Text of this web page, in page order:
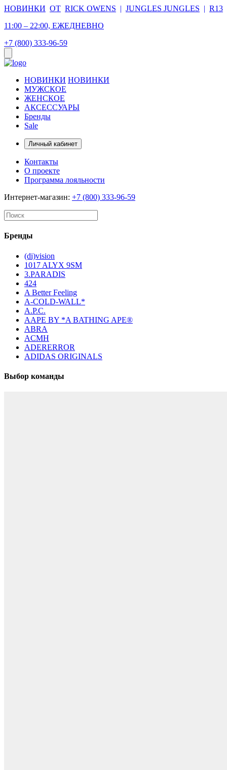
НОВИНКИ ОТ RICK OWENS | JUNGLES JUNGLES | R13
11:00 – 22:00, ЕЖЕДНЕВНО
+7 (800) 333-96-59
НОВИНКИ НОВИНКИ
МУЖСКОЕ
ЖЕНСКОЕ
АКСЕССУАРЫ
Бренды
Sale
Личный кабинет
Контакты
О проекте
Программа лояльности
Интернет-магазин: +7 (800) 333-96-59
Бренды
(di)vision
1017 ALYX 9SM
3.PARADIS
424
A Better Feeling
A-COLD-WALL*
A.P.C.
AAPE BY *A BATHING APE®
ABRA
ACMH
ADERERROR
ADIDAS ORIGINALS
Выбор команды